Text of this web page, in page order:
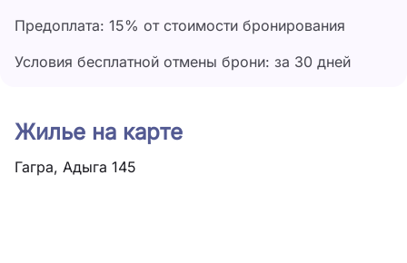
Предоплата: 15% от стоимости бронирования
Условия бесплатной отмены брони: за 30 дней
Жилье на карте
Гагра, Адыга 145